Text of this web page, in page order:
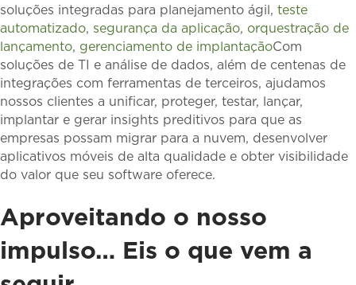
soluções integradas para planejamento ágil, teste
automatizado, segurança da aplicação, orquestração de
lançamento, gerenciamento de implantaçãoCom
soluções de TI e análise de dados, além de centenas de
integrações com ferramentas de terceiros, ajudamos
nossos clientes a unificar, proteger, testar, lançar,
implantar e gerar insights preditivos para que as
empresas possam migrar para a nuvem, desenvolver
aplicativos móveis de alta qualidade e obter visibilidade
do valor que seu software oferece.
Aproveitando o nosso
impulso… Eis o que vem a